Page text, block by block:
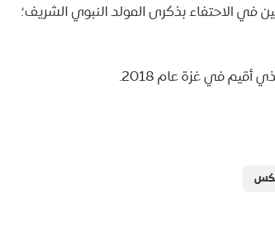
في الاحتفاء بذكرى المولد النبوي الشريف؛
مكس